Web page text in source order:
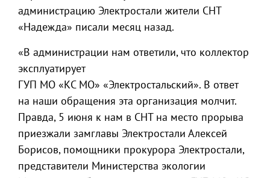
администрацию Электростали жители СНТ
«Надежда» писали месяц назад.
«В администрации нам ответили, что коллектор
эксплуатирует
ГУП МО «КС МО» «Электростальский». В ответ
на наши обращения эта организация молчит.
Правда, 5 июня к нам в СНТ на место прорыва
приезжали замглавы Электростали Алексей
Борисов, помощники прокурора Электростали,
представители Министерства экологии